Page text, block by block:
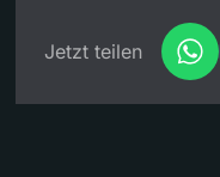
Jetzt teilen